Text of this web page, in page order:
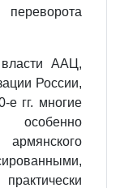
власти ААЦ,
России,
е гг. многие